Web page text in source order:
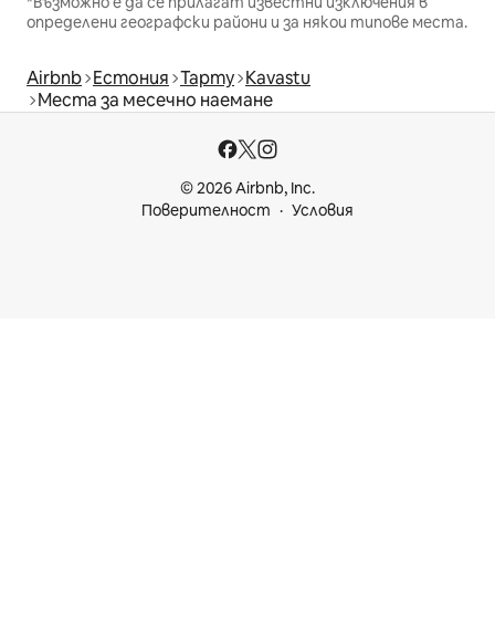
определени географски райони и за някои типове места.
Airbnb Естония Тарту Kavastu
Места за месечно наемане
© 2026 Airbnb, Inc.
Поверителност
Условия